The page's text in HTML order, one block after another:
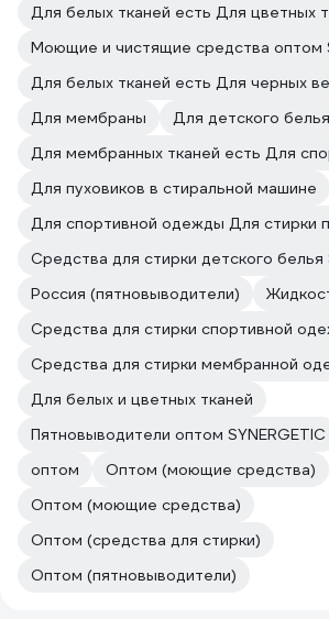
Для белых тканей есть Для цветных
Моющие и чистящие средства оптом
Для белых тканей есть Для черных
Для мембраны
Для детского белья
Для мембранных тканей есть Для
Для пуховиков в стиральной машине
Для спортивной одежды Для стирки
Средства для стирки детского белья
Россия (пятновыводители)
Средства для стирки спортивной
Для белых и цветных тканей
Пятновыводители оптом SYNERGETIC
оптом
Оптом (моющие средства)
Оптом (моющие средства)
Оптом (средства для стирки)
Оптом (пятновыводители)